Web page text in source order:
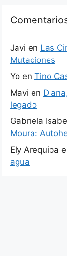
Javi en Las
Mutaciones
Yo en Tino
Mavi en
legado
Gabriela
Moura:
Ely Arequipa
agua